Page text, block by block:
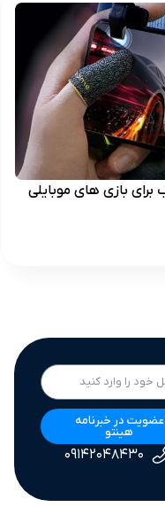
عضویت در خبرنامه
هینتو
۰۹۱۴۲۰۴۸۴۳۰